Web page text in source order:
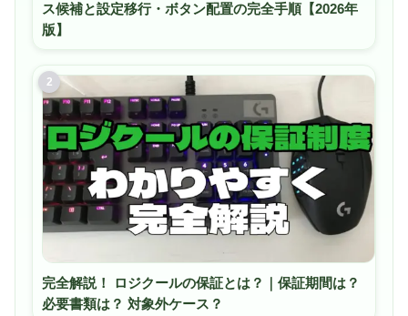
ス候補と設定移行・ボタン配置の完全手順【2026年
版】
2
完全解説！ ロジクールの保証とは？｜保証期間は？
必要書類は？ 対象外ケース？